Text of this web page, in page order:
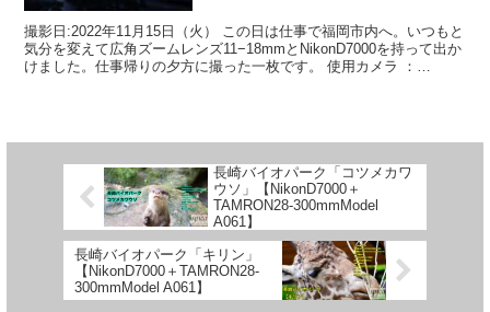
撮影日:2022年11月15日（火） この日は仕事で福岡市内へ。いつもと
気分を変えて広角ズームレンズ11−18mmとNikonD7000を持って出か
けました。仕事帰りの夕方に撮った一枚です。 使用カメラ ：
長崎バイオパーク「コツメカワ
ウソ」【NikonD7000＋
TAMRON28-300mmModel
A061】
長崎バイオパーク「キリン」
【NikonD7000＋TAMRON28-
300mmModel A061】